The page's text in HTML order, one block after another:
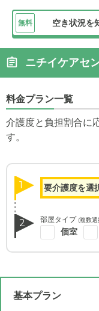
無料 空き状況を
ニチイケアセ
料金プラン一覧
介護度と負担割合に
す。
1
2 部屋タイプ (複数選
個室
基本プラン